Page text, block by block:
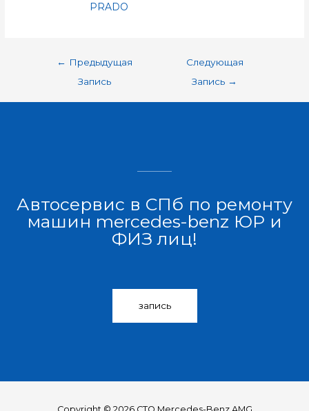
PRADO
← Предыдущая
Запись
Следующая
Запись →
Автосервис в СПб по ремонту
машин mercedes-benz ЮР и
ФИЗ лиц!
запись